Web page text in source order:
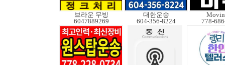
브라운 무빙
6047889269
대한운송
604-356-8224
778-